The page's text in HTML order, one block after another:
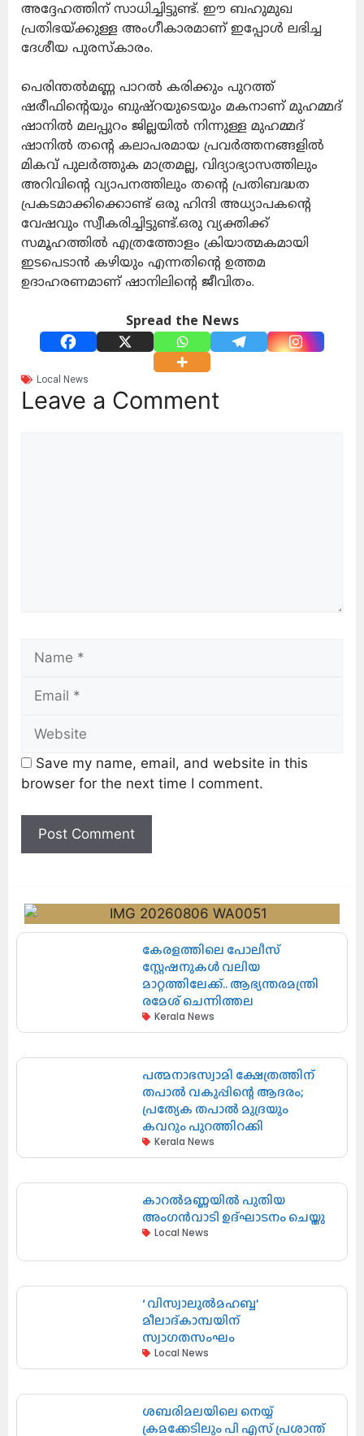
അദ്ദേഹത്തിന് സാധിച്ചിട്ടുണ്ട്. ഈ ബഹുമുഖ
പ്രതിഭയ്ക്കുള്ള അംഗീകാരമാണ് ഇപ്പോൾ ലഭിച്ച
ദേശീയ പുരസ്കാരം.
പെരിന്തൽമണ്ണ പാറൽ കരിക്കും പുറത്ത്
ഷരീഫിന്റെയും ബുഷ്റയുടെയും മകനാണ് മുഹമ്മദ്
ഷാനിൽ മലപ്പുറം ജില്ലയിൽ നിന്നുള്ള മുഹമ്മദ്
ഷാനിൽ തന്റെ കലാപരമായ പ്രവർത്തനങ്ങളിൽ
മികവ് പുലർത്തുക മാത്രമല്ല, വിദ്യാഭ്യാസത്തിലും
അറിവിന്റെ വ്യാപനത്തിലും തന്റെ പ്രതിബദ്ധത
പ്രകടമാക്കിക്കൊണ്ട് ഒരു ഹിന്ദി അധ്യാപകന്റെ
വേഷവും സ്വീകരിച്ചിട്ടുണ്ട്.ഒരു വ്യക്തിക്ക്
സമൂഹത്തിൽ എത്രത്തോളം ക്രിയാത്മകമായി
ഇടപെടാൻ കഴിയും എന്നതിന്റെ ഉത്തമ
ഉദാഹരണമാണ് ഷാനിലിന്റെ ജീവിതം.
Spread the News
Local News
Leave a Comment
Save my name, email, and website in this
browser for the next time I comment.
കേരളത്തിലെ പോലീസ്
സ്റ്റേഷനുകൾ വലിയ
മാറ്റത്തിലേക്ക്.. ആഭ്യന്തരമന്ത്രി
രമേശ് ചെന്നിത്തല
Kerala News
പത്മനാഭസ്വാമി ക്ഷേത്രത്തിന്
തപാൽ വകുപ്പിന്റെ ആദരം;
പ്രത്യേക തപാൽ മുദ്രയും
കവറും പുറത്തിറക്കി
Kerala News
കാറൽമണ്ണയിൽ പുതിയ
അംഗൻവാടി ഉദ്ഘാടനം ചെയ്തു
Local News
‘ വിസ്വാലുൽമഹബ്ബ’
മീലാദ്കാമ്പയിന്
സ്വാഗതസംഘം
Local News
ശബരിമലയിലെ നെയ്യ്
ക്രമക്കേടിലും പി എസ് പ്രശാന്ത്